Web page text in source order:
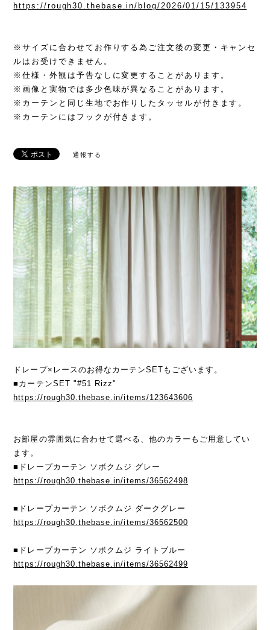
https://rough30.thebase.in/blog/2026/01/15/133954
※サイズに合わせてお作りする為ご注文後の変更・キャンセ
ルはお受けできません。
※仕様・外観は予告なしに変更することがあります。
※画像と実物では多少色味が異なることがあります。
※カーテンと同じ生地でお作りしたタッセルが付きます。
※カーテンにはフックが付きます。
通報する
ドレープ×レースのお得なカーテンSETもございます。
■カーテンSET "#51 Rizz"
https://rough30.thebase.in/items/123643606
お部屋の雰囲気に合わせて選べる、他のカラーもご用意してい
ます。
■ドレープカーテン ソボクムジ グレー
https://rough30.thebase.in/items/36562498
■ドレープカーテン ソボクムジ ダークグレー
https://rough30.thebase.in/items/36562500
■ドレープカーテン ソボクムジ ライトブルー
https://rough30.thebase.in/items/36562499